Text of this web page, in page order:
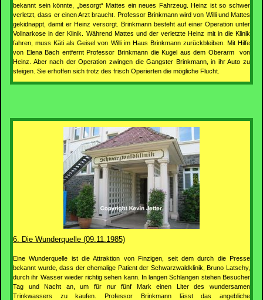
bekannt sein könnte, „besorgt“ Mattes ein neues Fahrzeug. Heinz ist so schwer
verletzt, dass er einen Arzt braucht. Professor Brinkmann wird von Willi und Mattes
gekidnappt, damit er Heinz versorgt. Brinkmann besteht auf einer Operation unter
Vollnarkose in der Klinik. Während Mattes und der verletzte Heinz mit in die Klinik
fahren, muss Käti als Geisel von Willi im Haus Brinkmann zurückbleiben. Mit Hilfe
von Elena Bach entfernt Professor Brinkmann die Kugel aus dem Oberarm von
Heinz. Aber nach der Operation zwingen die Gangster Brinkmann, in ihr Auto zu
steigen. Sie erhoffen sich trotz des frisch Operierten die mögliche Flucht.
6. Die Wunderquelle (09.11.1985)
Eine Wunderquelle ist die Attraktion von Finzigen, seit dem durch die Presse
bekannt wurde, dass der ehemalige Patient der Schwarzwaldklinik, Bruno Latschy,
durch ihr Wasser wieder richtig sehen kann. In langen Schlangen stehen Besucher
Tag und Nacht an, um für nur fünf Mark einen Liter des wundersamen
Trinkwassers zu kaufen. Professor Brinkmann lässt das angebliche